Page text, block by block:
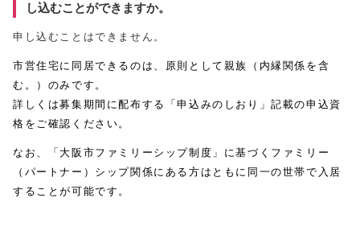
し込むことができますか。
申し込むことはできません。
市営住宅に同居できるのは、原則として親族（内縁関係を含
む。）のみです。
詳しくは募集期間に配布する「申込みのしおり」記載の申込資
格をご確認ください。
なお、「大阪市ファミリーシップ制度」に基づくファミリー
（パートナー）シップ関係にある方はともに同一の世帯で入居
することが可能です。